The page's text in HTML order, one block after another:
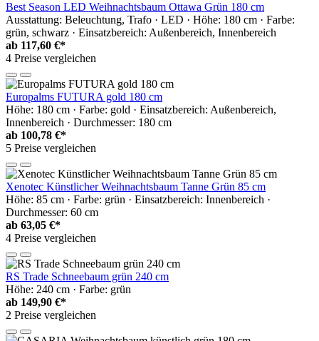
Best Season LED Weihnachtsbaum Ottawa Grün 180 cm
Ausstattung: Beleuchtung, Trafo · LED · Höhe: 180 cm · Farbe:
grün, schwarz · Einsatzbereich: Außenbereich, Innenbereich
ab 117,60 €*
4 Preise vergleichen
Europalms FUTURA gold 180 cm
Höhe: 180 cm · Farbe: gold · Einsatzbereich: Außenbereich,
Innenbereich · Durchmesser: 180 cm
ab 100,78 €*
5 Preise vergleichen
Xenotec Künstlicher Weihnachtsbaum Tanne Grün 85 cm
Höhe: 85 cm · Farbe: grün · Einsatzbereich: Innenbereich ·
Durchmesser: 60 cm
ab 63,05 €*
4 Preise vergleichen
RS Trade Schneebaum grün 240 cm
Höhe: 240 cm · Farbe: grün
ab 149,90 €*
2 Preise vergleichen